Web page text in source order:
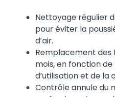
Nettoyage régulier
pour éviter la
d’air.
Remplacement des
mois, en fonction
d’utilisation et de la
Contrôle annule du